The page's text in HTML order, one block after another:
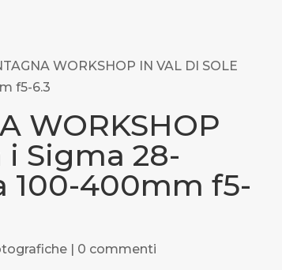
WORKSHOP IN VAL DI SOLE
f5-6.3
WORKSHOP
i Sigma 28-
100-400mm f5-
| 0 commenti